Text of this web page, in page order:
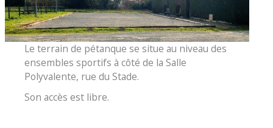
Le terrain de pétanque se situe au niveau des
ensembles sportifs à côté de la Salle
Polyvalente, rue du Stade.
Son accès est libre.